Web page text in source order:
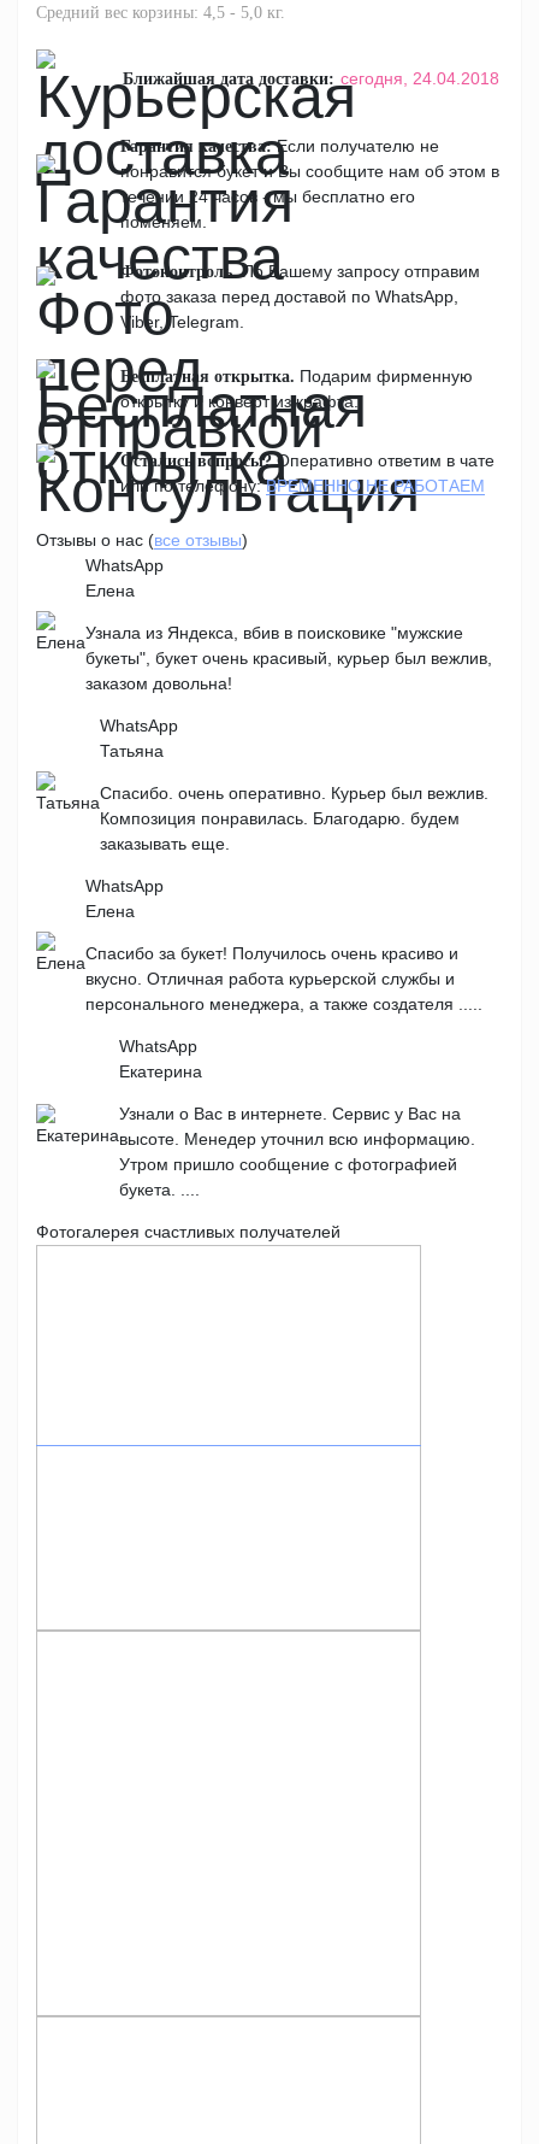
Средний вес корзины: 4,5 - 5,0 кг.
Ближайшая дата доставки: сегодня, 24.04.2018
Гарантия качества:Если получателю не
понравится букет и Вы сообщите нам об этом в
течении 24 часов - мы бесплатно его
поменяем.
Фотоконтроль.По Вашему запросу отправим
фото заказа перед доставой по WhatsApp,
Viber, Telegram.
Бесплатная открытка. Подарим фирменную
открытку и конверт из крафта.
Остались вопросы?Оперативно ответим в чате
или по телефону:ВРЕМЕННО НЕ РАБОТАЕМ
Отзывы о нас (все отзывы)
WhatsApp
Елена
Узнала из Яндекса, вбив в поисковике "мужские
букеты", букет очень красивый, курьер был вежлив,
заказом довольна!
WhatsApp
Татьяна
Спасибо. очень оперативно. Курьер был вежлив.
Композиция понравилась. Благодарю. будем
заказывать еще.
WhatsApp
Елена
Спасибо за букет! Получилось очень красиво и
вкусно. Отличная работа курьерской службы и
персонального менеджера, а также создателя .....
WhatsApp
Екатерина
Узнали о Вас в интернете. Сервис у Вас на
высоте. Менедер уточнил всю информацию.
Утром пришло сообщение с фотографией
букета. ....
Фотогалерея счастливых получателей